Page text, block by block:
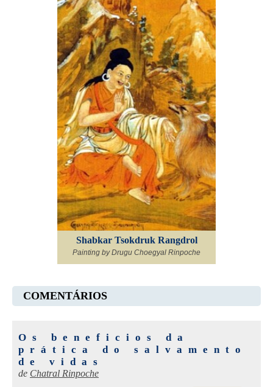
Shabkar Tsokdruk Rangdrol
Painting by Drugu Choegyal Rinpoche
COMENTÁRIOS
Os beneficios da
prática do salvamento
de vidas
de Chatral Rinpoche